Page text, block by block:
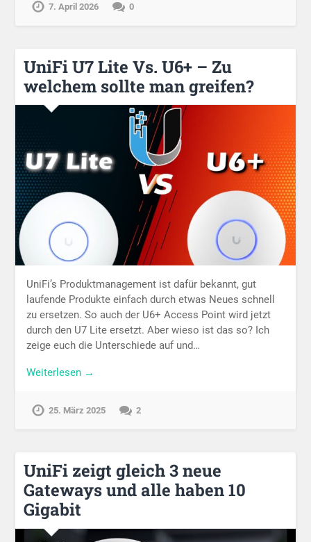
7. April 2026 0
UniFi U7 Lite Vs. U6+ – Zu
welchem sollte man greifen?
UniFi’s Produktmanagement ist dafür bekannt, gut
laufende Produkte einfach durch etwas Neues schnell
zu ersetzen. So auch der U6+ Access Point wird jetzt
durch den U7 Lite ersetzt. Aber wieso ist das so? Ich
zeige euch die Unterschiede auf und…
Weiterlesen →
25. März 2025 2
UniFi zeigt gleich 3 neue
Gateways und alle haben 10
Gigabit